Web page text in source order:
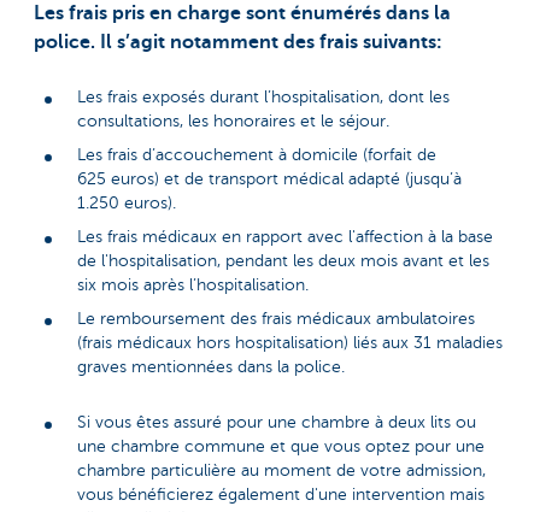
Les frais pris en charge sont énumérés dans la
police. Il s’agit notamment des frais suivants:
Les frais exposés durant l’hospitalisation, dont les
consultations, les honoraires et le séjour.
Les frais d’accouchement à domicile (forfait de
625 euros) et de transport médical adapté (jusqu’à
1.250 euros).
Les frais médicaux en rapport avec l'affection à la base
de l'hospitalisation, pendant les deux mois avant et les
six mois après l’hospitalisation.
Le remboursement des frais médicaux ambulatoires
(frais médicaux hors hospitalisation) liés aux 31 maladies
graves mentionnées dans la police.
Si vous êtes assuré pour une chambre à deux lits ou
une chambre commune et que vous optez pour une
chambre particulière au moment de votre admission,
vous bénéficierez également d'une intervention mais